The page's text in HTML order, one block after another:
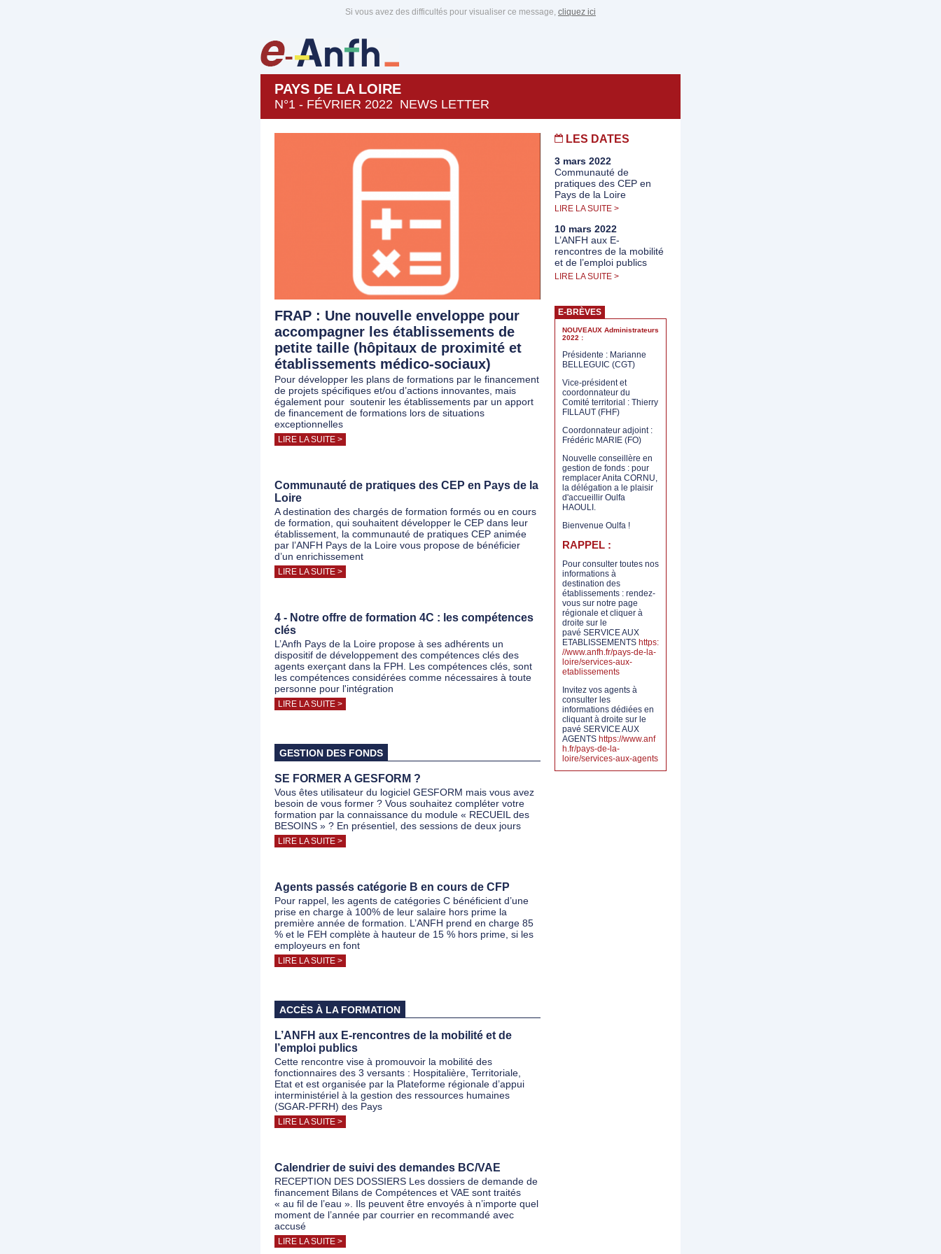
Si vous avez des difficultés pour visualiser ce message, cliquez ici
PAYS DE LA LOIRE
N°1 - FÉVRIER 2022 NEWS LETTER
FRAP : Une nouvelle enveloppe pour
accompagner les établissements de
petite taille (hôpitaux de proximité et
établissements médico-sociaux)
Pour développer les plans de formations par le financement
de projets spécifiques et/ou d’actions innovantes, mais
également pour soutenir les établissements par un apport
de financement de formations lors de situations
exceptionnelles
LIRE LA SUITE >
Communauté de pratiques des CEP en Pays de la
Loire
A destination des chargés de formation formés ou en cours
de formation, qui souhaitent développer le CEP dans leur
établissement, la communauté de pratiques CEP animée
par l’ANFH Pays de la Loire vous propose de bénéficier
d’un enrichissement
LIRE LA SUITE >
4 - Notre offre de formation 4C : les compétences
clés
L’Anfh Pays de la Loire propose à ses adhérents un
dispositif de développement des compétences clés des
agents exerçant dans la FPH. Les compétences clés, sont
les compétences considérées comme nécessaires à toute
personne pour l'intégration
LIRE LA SUITE >
GESTION DES FONDS
SE FORMER A GESFORM ?
Vous êtes utilisateur du logiciel GESFORM mais vous avez
besoin de vous former ? Vous souhaitez compléter votre
formation par la connaissance du module « RECUEIL des
BESOINS » ? En présentiel, des sessions de deux jours
LIRE LA SUITE >
Agents passés catégorie B en cours de CFP
Pour rappel, les agents de catégories C bénéficient d’une
prise en charge à 100% de leur salaire hors prime la
première année de formation. L’ANFH prend en charge 85
% et le FEH complète à hauteur de 15 % hors prime, si les
employeurs en font
LIRE LA SUITE >
ACCÈS À LA FORMATION
L’ANFH aux E-rencontres de la mobilité et de
l’emploi publics
Cette rencontre vise à promouvoir la mobilité des
fonctionnaires des 3 versants : Hospitalière, Territoriale,
Etat et est organisée par la Plateforme régionale d’appui
interministériel à la gestion des ressources humaines
(SGAR-PFRH) des Pays
LIRE LA SUITE >
Calendrier de suivi des demandes BC/VAE
RECEPTION DES DOSSIERS Les dossiers de demande de
financement Bilans de Compétences et VAE sont traités
« au fil de l’eau ». Ils peuvent être envoyés à n’importe quel
moment de l’année par courrier en recommandé avec
accusé
LIRE LA SUITE >
LES DATES
3 mars 2022
Communauté de
pratiques des CEP en
Pays de la Loire
LIRE LA SUITE >
10 mars 2022
L’ANFH aux E-
rencontres de la mobilité
et de l’emploi publics
LIRE LA SUITE >
E-BRÈVES
NOUVEAUX Administrateurs
2022 :
Présidente : Marianne
BELLEGUIC (CGT)
Vice-président et
coordonnateur du
Comité territorial : Thierry
FILLAUT (FHF)
Coordonnateur adjoint :
Frédéric MARIE (FO)
Nouvelle conseillère en
gestion de fonds : pour
remplacer Anita CORNU,
la délégation a le plaisir
d'accueillir Oulfa
HAOULI.
Bienvenue Oulfa !
RAPPEL :
Pour consulter toutes nos
informations à
destination des
établissements : rendez-
vous sur notre page
régionale et cliquer à
droite sur le
pavé SERVICE AUX
ETABLISSEMENTS https:
//www.anfh.fr/pays-de-la-
loire/services-aux-
etablissements
Invitez vos agents à
consulter les
informations dédiées en
cliquant à droite sur le
pavé SERVICE AUX
AGENTS https://www.anf
h.fr/pays-de-la-
loire/services-aux-agents